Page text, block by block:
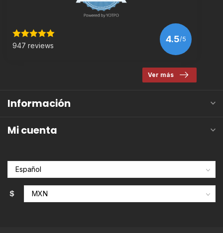
947 reviews
4.5/5
Ver más
Información
Mi cuenta
$